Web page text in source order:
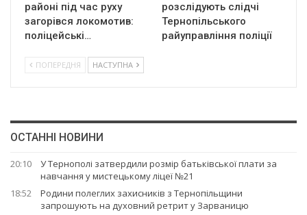
районі під час руху
загорівся локомотив:
поліцейські…
розслідують слідчі
Тернопільського
райуправління поліції
ПОПЕРЕДНЯ НАСТУПНА
ОСТАННІ НОВИНИ
20:10
У Тернополі затвердили розмір батьківської плати за
навчання у мистецькому ліцеї №21
18:52
Родини полеглих захисників з Тернопільщини
запрошують на духовний ретрит у Зарваницю